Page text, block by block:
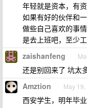
年轻就是资本，有
如果有好的伙伴和
做些自己喜欢的事
是去上班吧，至少
zaishanfeng
还是别回来了 坑太
Amztion May
西安学生，明年毕